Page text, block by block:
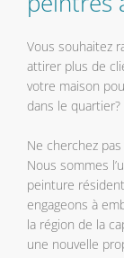
Vous souhaitez
attirer plus de
votre maison
dans le quartier?
Ne cherchez
Nous sommes
peinture
engageons à
la région de la
une nouvelle